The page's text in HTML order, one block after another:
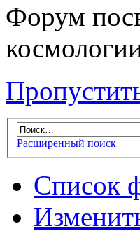
Форум
Расширенный поиск
Список